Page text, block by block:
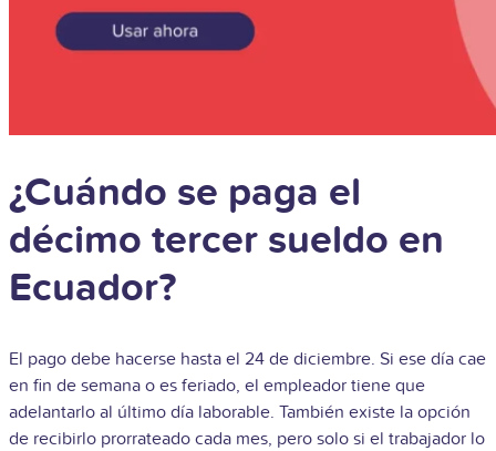
¿Cuándo se paga el
décimo tercer sueldo en
Ecuador?
El pago debe hacerse hasta el 24 de diciembre. Si ese día cae
en fin de semana o es feriado, el empleador tiene que
adelantarlo al último día laborable. También existe la opción
de recibirlo prorrateado cada mes, pero solo si el trabajador lo